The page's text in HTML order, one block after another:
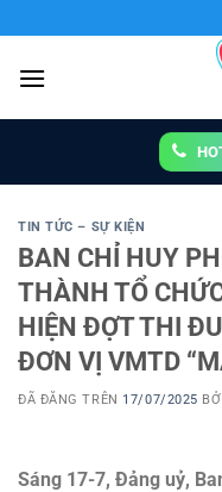
đến
nội
TIN TỨC – SỰ KIỆN
BAN CHỈ HUY
THÀNH TỔ
HIỆN ĐỢT THI
ĐƠN VỊ VMTD
ĐÃ ĐĂNG TRÊN 17/07/2025
Sáng 17-7, Đảng uỷ,